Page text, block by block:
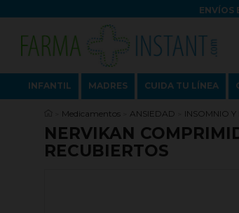
ENVÍOS
INFANTIL MADRES CUIDA TU LÍNEA
Medicamentos ANSIEDAD INSOMNIO Y
NERVIKAN
RECUBIERTOS